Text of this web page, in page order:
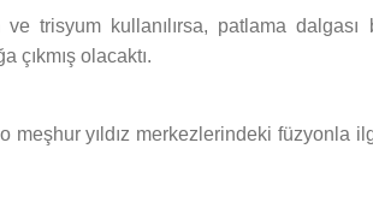
trisyum kullanılırsa, patlama dalgası
çıkmış olacaktı.
meşhur yıldız merkezlerindeki füzyonla